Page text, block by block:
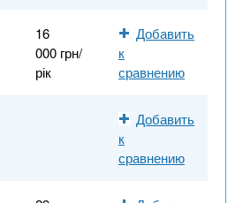
16
000 грн/
рік
Добавить
к
сравнению
Добавить
к
сравнению